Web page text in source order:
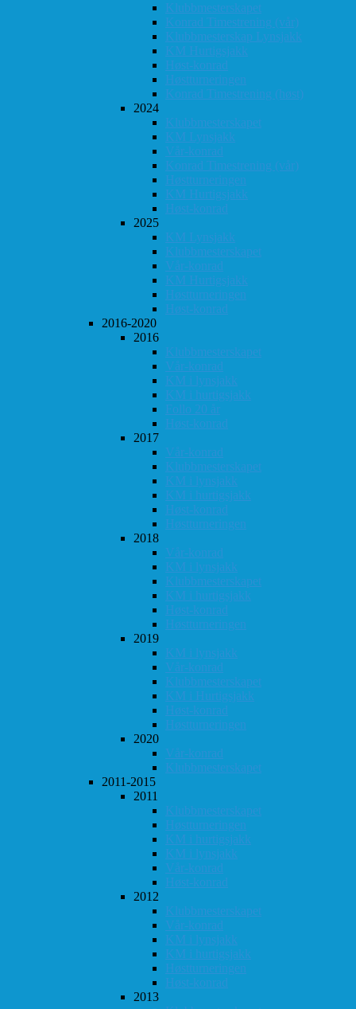
Klubbmesterskapet
Konrad Timestrening (vår)
Klubbmesterskap Lynsjakk
KM Hurtigsjakk
Høst-konrad
Høstturneringen
Konrad Timestrening (høst)
2024
Klubbmesterskapet
KM Lynsjakk
Vår-konrad
Konrad Timestrening (vår)
Høstturneringen
KM Hurtigsjakk
Høst-konrad
2025
KM Lynsjakk
Klubbmesterskapet
Vår-konrad
KM Hurtigsjakk
Høstturneringen
Høst-konrad
2016-2020
2016
Klubbmesterskapet
Vår-konrad
KM i lynsjakk
KM i hurtigsjakk
Follo 20 år
Høst-konrad
2017
Vår-konrad
Klubbmesterskapet
KM i lynsjakk
KM i hurtigsjakk
Høst-konrad
Høstturneringen
2018
Vår-konrad
KM i lynsjakk
Klubbmesterskapet
KM i hurtigsjakk
Høst-konrad
Høstturneringen
2019
KM i lynsjakk
Vår-konrad
Klubbmesterskapet
KM i Hurtigsjakk
Høst-konrad
Høstturneringen
2020
Vår-konrad
Klubbmesterskapet
2011-2015
2011
Klubbmesterskapet
Høstturneringen
KM i hurtigsjakk
KM i lynsjakk
Vår-konrad
Høst-konrad
2012
Klubbmesterskapet
Vår-konrad
KM i lynsjakk
KM i hurtigsjakk
Høstturneringen
Høst-konrad
2013